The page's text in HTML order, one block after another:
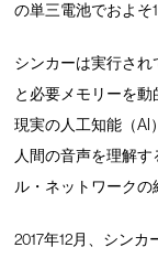
の単三電池でおよそ
シンカーは実行さ
と必要メモリーを
現実の人工知能（AI
人間の音声を理解
ル・ネットワークの
2017年12月、シン